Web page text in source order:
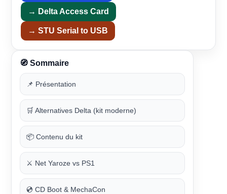
→ Delta Access Card
→ STU Serial to USB
🧭 Sommaire
📌 Présentation
🛒 Alternatives Delta (kit moderne)
📦 Contenu du kit
⚔️ Net Yaroze vs PS1
💿 CD Boot & MechaCon